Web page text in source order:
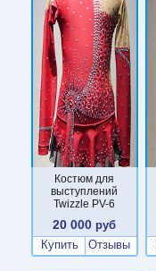
Костюм для
выступлений
Twizzle PV-6
20 000 руб
Купить
Отзывы